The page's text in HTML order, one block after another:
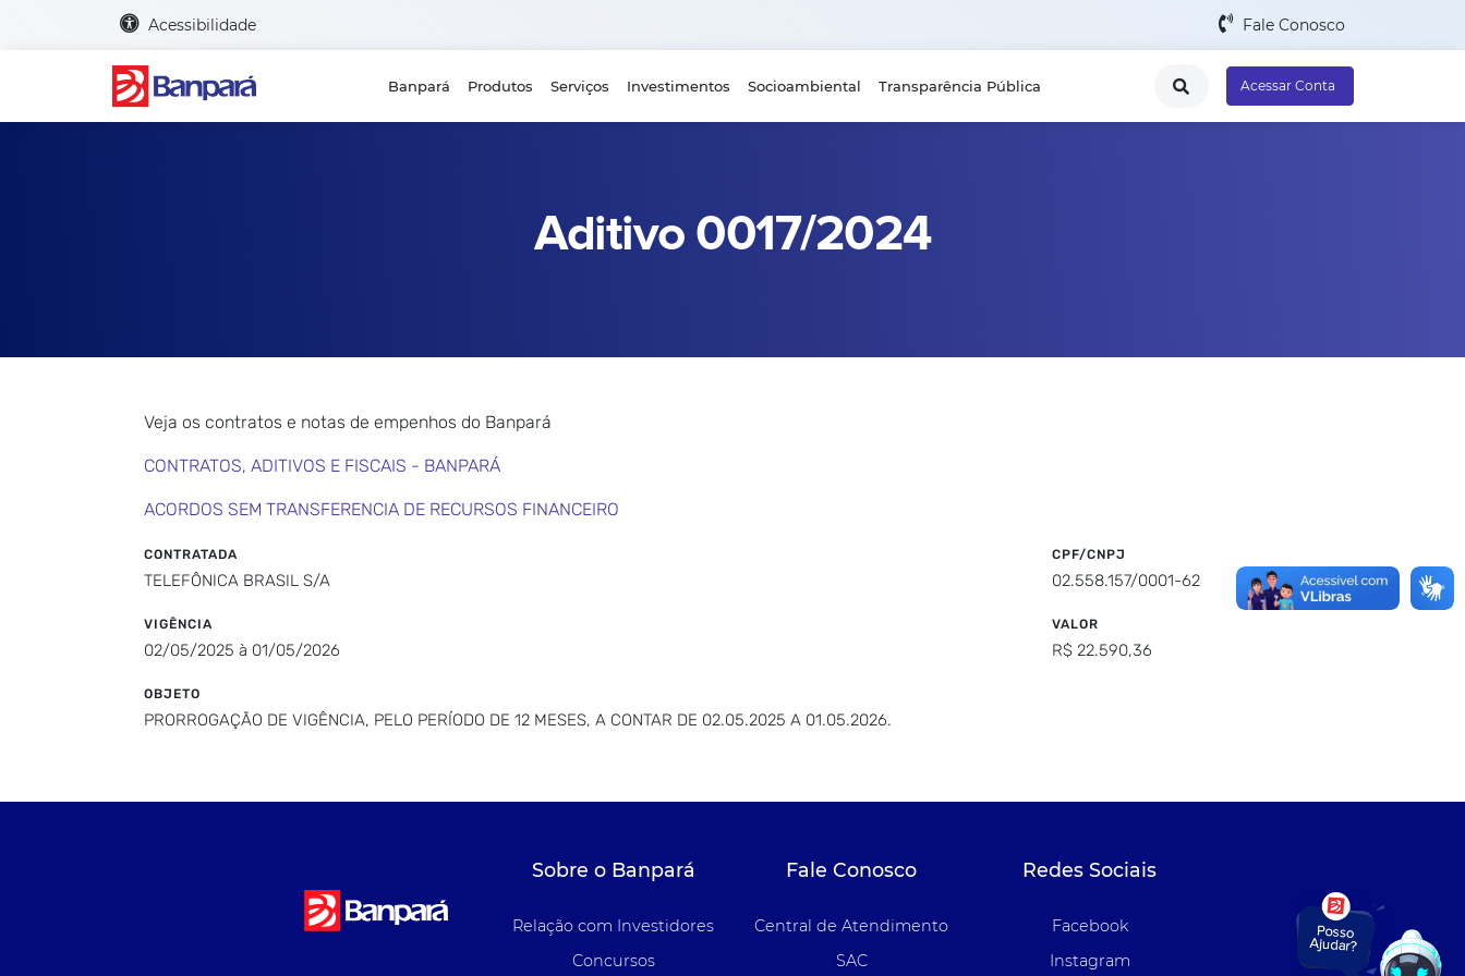
Acessibilidade Fale Conosco
Banpará Produtos Serviços Investimentos Socioambiental Transparência Pública Acessar Conta
Aditivo 0017/2024
Veja os contratos e notas de empenhos do Banpará
CONTRATOS, ADITIVOS E FISCAIS - BANPARÁ
ACORDOS SEM TRANSFERENCIA DE RECURSOS FINANCEIRO
CONTRATADA
TELEFÔNICA BRASIL S/A
CPF/CNPJ
02.558.157/0001-62
VIGÊNCIA
02/05/2025 à 01/05/2026
VALOR
R$ 22.590,36
OBJETO
PRORROGAÇÃO DE VIGÊNCIA, PELO PERÍODO DE 12 MESES, A CONTAR DE 02.05.2025 A 01.05.2026.
Sobre o Banpará
Relação com Investidores
Concursos
Fale Conosco
Central de Atendimento
SAC
Redes Sociais
Facebook
Instagram